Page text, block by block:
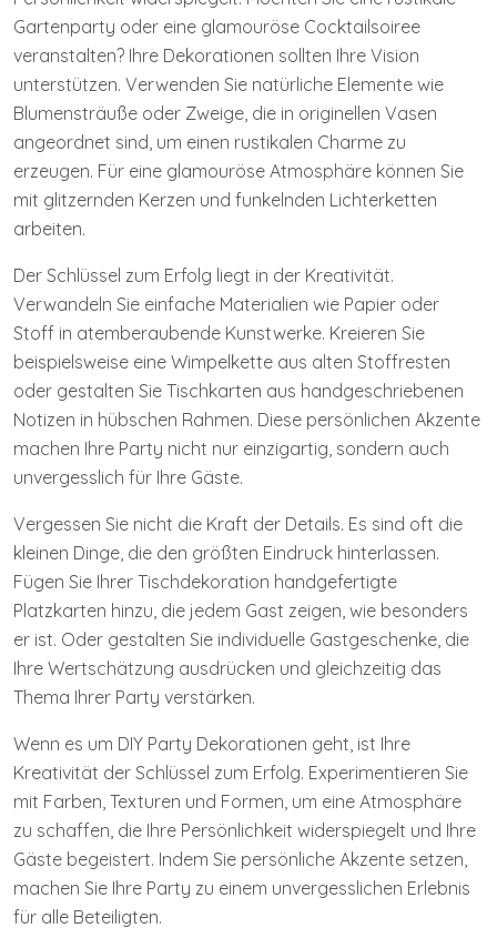
Gartenparty oder eine glamouröse Cocktailsoiree
veranstalten? Ihre Dekorationen sollten Ihre Vision
unterstützen. Verwenden Sie natürliche Elemente wie
Blumensträuße oder Zweige, die in originellen Vasen
angeordnet sind, um einen rustikalen Charme zu
erzeugen. Für eine glamouröse Atmosphäre können Sie
mit glitzernden Kerzen und funkelnden Lichterketten
arbeiten.
Der Schlüssel zum Erfolg liegt in der Kreativität.
Verwandeln Sie einfache Materialien wie Papier oder
Stoff in atemberaubende Kunstwerke. Kreieren Sie
beispielsweise eine Wimpelkette aus alten Stoffresten
oder gestalten Sie Tischkarten aus handgeschriebenen
Notizen in hübschen Rahmen. Diese persönlichen Akzente
machen Ihre Party nicht nur einzigartig, sondern auch
unvergesslich für Ihre Gäste.
Vergessen Sie nicht die Kraft der Details. Es sind oft die
kleinen Dinge, die den größten Eindruck hinterlassen.
Fügen Sie Ihrer Tischdekoration handgefertigte
Platzkarten hinzu, die jedem Gast zeigen, wie besonders
er ist. Oder gestalten Sie individuelle Gastgeschenke, die
Ihre Wertschätzung ausdrücken und gleichzeitig das
Thema Ihrer Party verstärken.
Wenn es um DIY Party Dekorationen geht, ist Ihre
Kreativität der Schlüssel zum Erfolg. Experimentieren Sie
mit Farben, Texturen und Formen, um eine Atmosphäre
zu schaffen, die Ihre Persönlichkeit widerspiegelt und Ihre
Gäste begeistert. Indem Sie persönliche Akzente setzen,
machen Sie Ihre Party zu einem unvergesslichen Erlebnis
für alle Beteiligten.